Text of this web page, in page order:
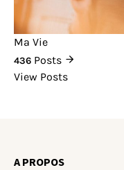
Ma Vie
436 Posts
View Posts
A PROPOS